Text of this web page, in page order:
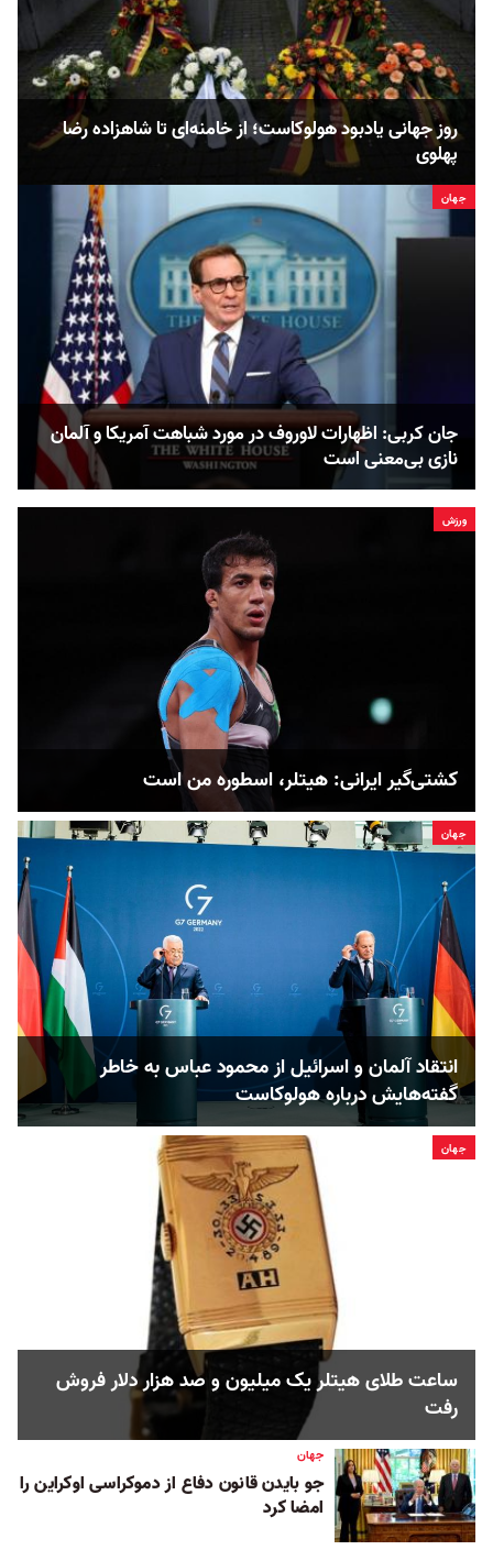
روز جهانی یادبود هولوکاست؛ از خامنه‌ای تا شاهزاده رضا
پهلوی
جهان
جان کربی: اظهارات لاوروف در مورد شباهت آمریکا و آلمان
نازی بی‌معنی است
ورزش
کشتی‌گیر ایرانی: هیتلر، اسطوره من است
جهان
انتقاد آلمان و اسرائیل از محمود عباس به خاطر
گفته‌هایش درباره هولوکاست
جهان
ساعت طلای هیتلر یک میلیون و صد هزار دلار فروش
رفت
جهان
جو بایدن قانون دفاع از دموکراسی اوکراین را
امضا کرد